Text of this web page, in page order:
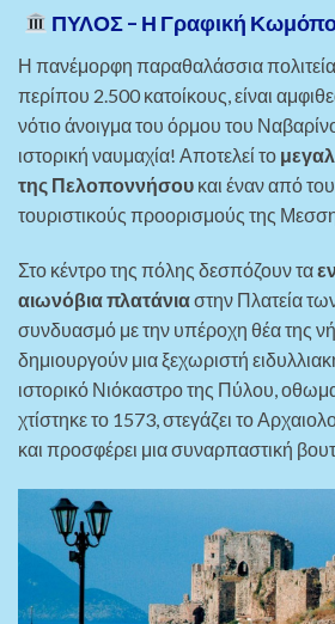
ΠΥΛΟΣ – Η Γραφική
Η πανέμορφη παραθαλάσσια
περίπου 2.500 κατοίκους, είναι
νότιο άνοιγμα του όρμου του
ιστορική ναυμαχία! Αποτελεί το
της Πελοποννήσου και έναν από
τουριστικούς προορισμούς της
Στο κέντρο της πόλης δεσπόζουν τα
αιωνόβια πλατάνιαστην Πλατεία
συνδυασμό με την υπέροχη θέα της
δημιουργούν μια ξεχωριστή
ιστορικό Νιόκαστρο της Πύλου,
χτίστηκε το 1573, στεγάζει το
και προσφέρει μια συναρπαστική